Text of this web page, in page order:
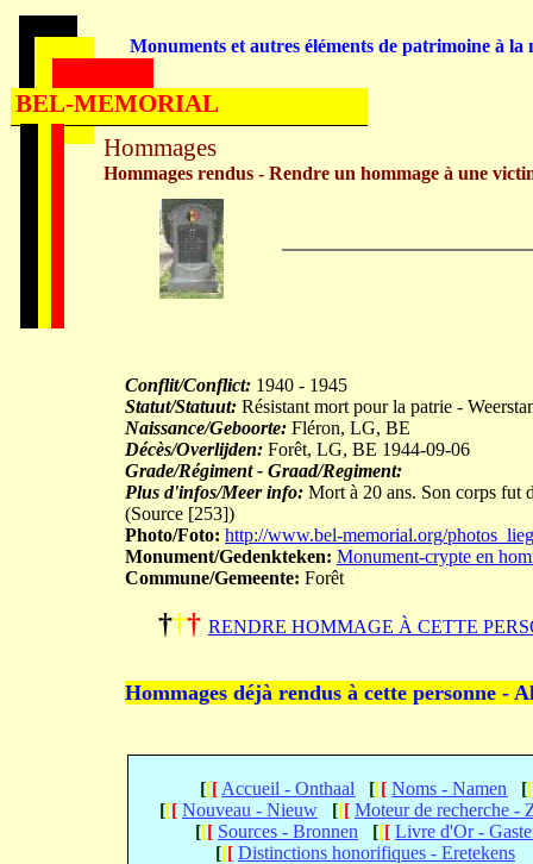
Conflit/Conflict: 1940 - 1945
Statut/Statuut: Résistant mort pour la patrie -
Naissance/Geboorte: Fléron, LG, BE
Décès/Overlijden: Forêt, LG, BE 1944-09-06
Grade/Régiment - Graad/Regiment:
Plus d'infos/Meer info: Mort à 20 ans. Son corps fut
(Source [253])
Photo/Foto: http://www.bel-memorial.org/
Monument/Gedenkteken: Monument-crypte en
Commune/Gemeente: Forêt
††† RENDRE HOMMAGE À CETTE
Hommages déjà rendus à cette personne -
[[[ Accueil - Onthaal [[[ Noms - Namen [[
[[[ Nouveau - Nieuw [[[ Moteur de recherche -
[[[ Sources - Bronnen [[[ Livre d'Or -
[[[ Distinctions honorifiques - Eretekens
Hommages
Hommages rendus - Rendre un hommage à une
Monuments et autres éléments de patrimoine à la
BEL-MEMORIAL